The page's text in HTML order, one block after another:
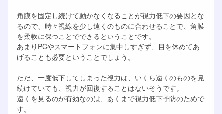
角膜を固定し続けて動かなくなることが視力低下の要因とな
るので、時々視線を少し遠くのものに合わせることで、角膜
を柔軟に保つことでできるということです。
あまりPCやスマートフォンに集中しすぎず、目を休めてあ
げることも必要ということでしょう。
ただ、一度低下してしまった視力は、いくら遠くのものを見
続けていても、視力が回復することはないそうです。
遠くを見るのが有効なのは、あくまで視力低下予防のためで
す。